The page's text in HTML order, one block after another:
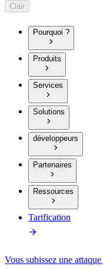
Clair
Pourquoi ?
Produits
Services
Solutions
développeurs
Partenaires
Ressources
Tarification
Vous subissez une attaque